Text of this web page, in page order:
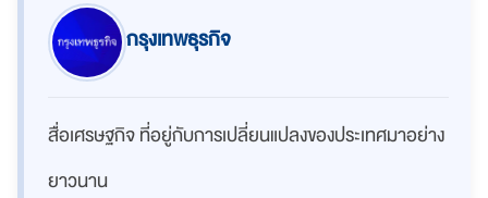
กรุงเทพธุรกิจ
สื่อเศรษฐกิจ ที่อยู่กับการเปลี่ยนแปลงของประเทศมาอย่าง
ยาวนาน